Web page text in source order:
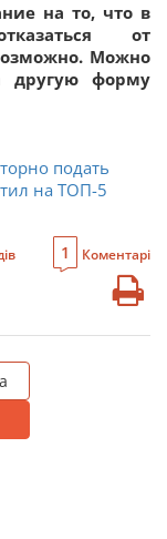
на то, что в
от
Можно
другую форму
подать
на ТОП-5
1 Коментарі